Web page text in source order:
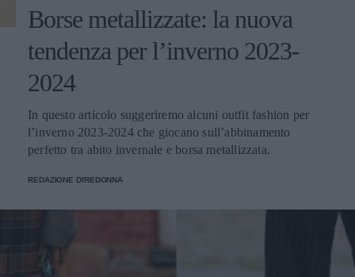
Borse metallizzate: la nuova
tendenza per l’inverno 2023-
2024
In questo articolo suggeriremo alcuni outfit fashion per
l’inverno 2023-2024 che giocano sull’abbinamento
perfetto tra abito invernale e borsa metallizzata.
REDAZIONE DIREDONNA